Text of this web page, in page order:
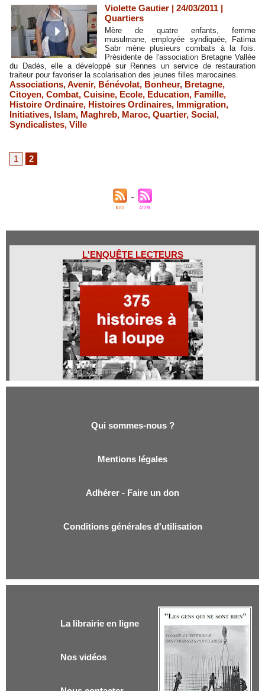
Violette Gautier | 24/03/2011 |
Quartiers
Mère de quatre enfants, femme
musulmane, employée syndiquée, Fatima
Sabr mène plusieurs combats à la fois.
Présidente de l'association Bretagne Vallée
du Dadès, elle a développé sur Rennes un service de restauration
traiteur pour favoriser la scolarisation des jeunes filles marocaines.
Associations,Avenir, Bénévolat, Bonheur, Bretagne,
Citoyen, Combat, Cuisine, Ecole, Education, Famille,
Histoire Ordinaire, Histoires Ordinaires, Immigration,
Initiatives, Islam, Maghreb, Maroc, Quartier, Social,
Syndicalistes, Ville
1 2
L'ENQUÊTE LECTEURS
Qui sommes-nous ?
Mentions légales
Adhérer - Faire un don
Conditions générales d'utilisation
La librairie en ligne
Nos vidéos